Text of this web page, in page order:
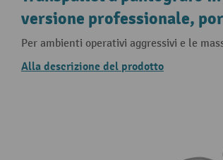
versione professionale,
Per ambienti operativi aggressivi e le
Alla descrizione del prodotto